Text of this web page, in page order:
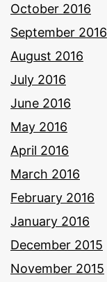
October 2016
September 2016
August 2016
July 2016
June 2016
May 2016
April 2016
March 2016
February 2016
January 2016
December 2015
November 2015